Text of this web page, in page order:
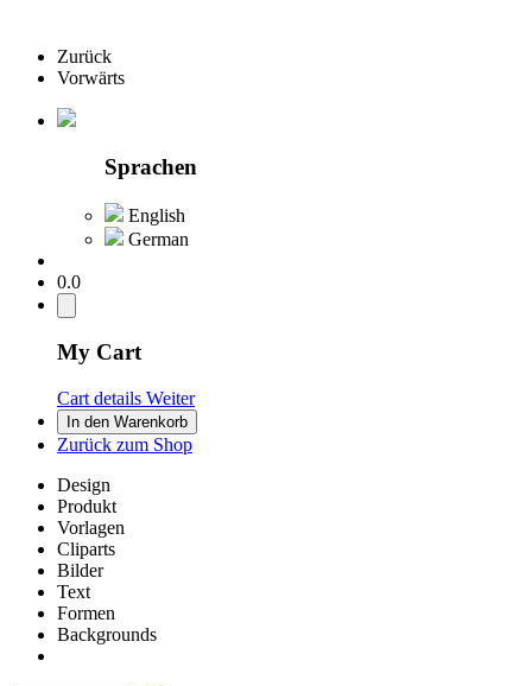
Zurück
Vorwärts
Sprachen
English
German
0.0
My Cart
Cart details Weiter
In den Warenkorb
Zurück zum Shop
Design
Produkt
Vorlagen
Cliparts
Bilder
Text
Formen
Backgrounds